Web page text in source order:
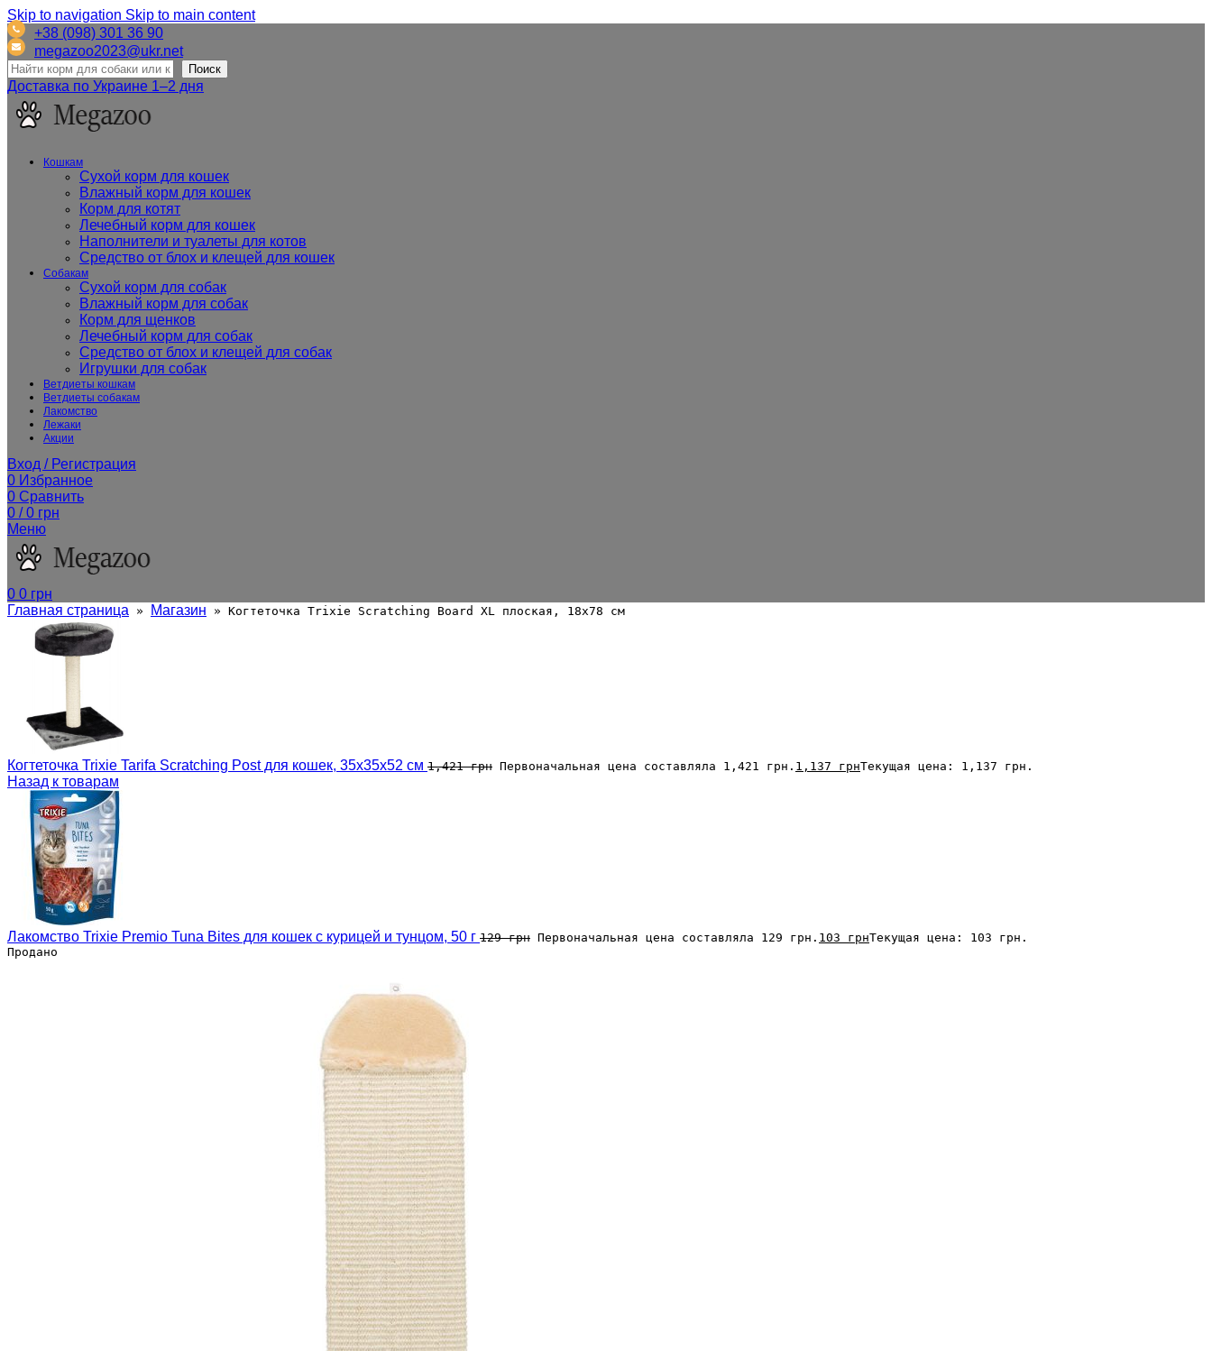
Skip to navigation Skip to main content
+38 (098) 301 36 90
megazoo2023@ukr.net
Поиск
Доставка по Украине 1–2 дня
Кошкам
Сухой корм для кошек
Влажный корм для кошек
Корм для котят
Лечебный корм для кошек
Наполнители и туалеты для котов
Средство от блох и клещей для кошек
Собакам
Сухой корм для собак
Влажный корм для собак
Корм для щенков
Лечебный корм для собак
Средство от блох и клещей для собак
Игрушки для собак
Ветдиеты кошкам
Ветдиеты собакам
Лакомство
Лежаки
Акции
Вход / Регистрация
0 Избранное
0 Сравнить
0 / 0 грн
Меню
0 0 грн
Главная страница » Магазин » Когтеточка Trixie Scratching Board XL плоская, 18х78 см
Когтеточка Trixie Tarifa Scratching Post для кошек, 35х35х52 см 1,421грн Первоначальная цена составляла 1,421 грн. 1,137 грнТекущая цена: 1,137 грн.
Назад к товарам
Лакомство Trixie Premio Tuna Bites для кошек с курицей и тунцом, 50 г 129грн Первоначальная цена составляла 129 грн. 103 грнТекущая цена: 103 грн.
Продано